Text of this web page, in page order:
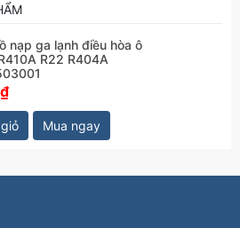
nạp ga lạnh điều hòa ô
R22 R404A
Mua ngay